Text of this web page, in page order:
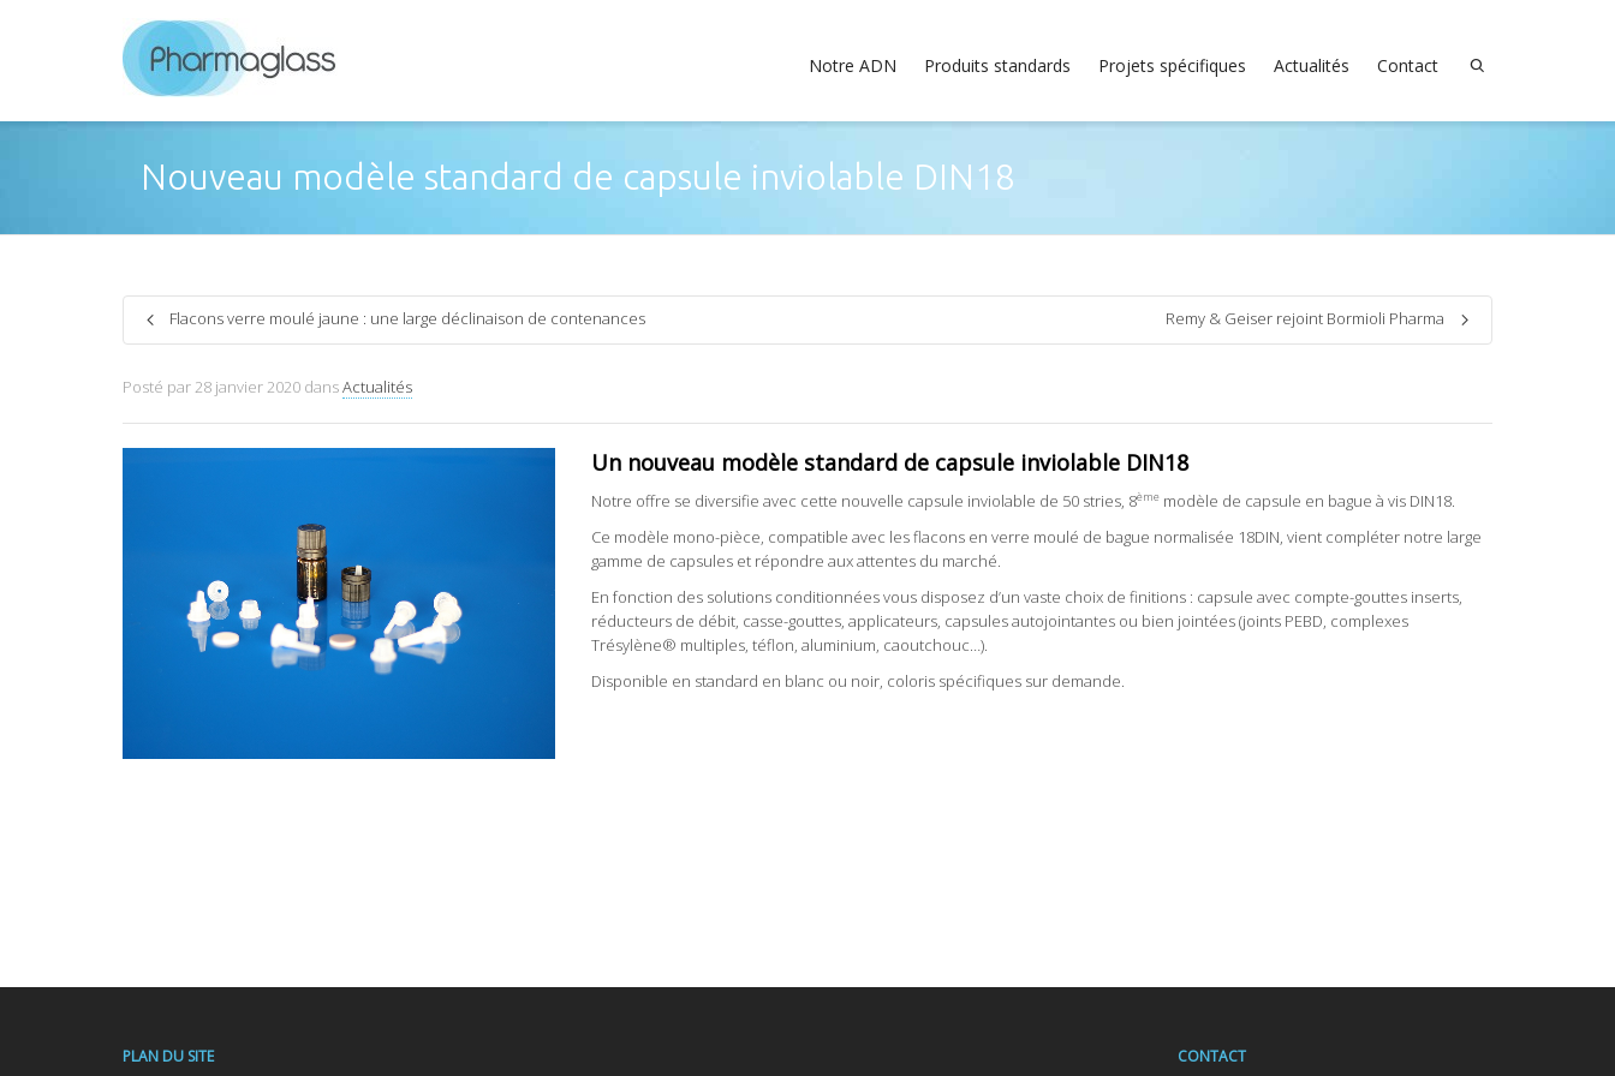
Notre ADN Produits standards Projets spécifiques Actualités Contact
Nouveau modèle standard de capsule inviolable DIN18
Flacons verre moulé jaune : une large déclinaison de contenances Remy & Geiser rejoint Bormioli Pharma
Posté par28 janvier 2020 dansActualités
Un nouveau modèle standard de capsule inviolable DIN18
Notre offre se diversifie avec cette nouvelle capsule inviolable de 50 stries, 8ème modèle de capsule en bague à vis DIN18.
Ce modèle mono-pièce, compatible avec les flacons en verre moulé de bague normalisée 18DIN, vient compléter notre large
gamme de capsules et répondre aux attentes du marché.
En fonction des solutions conditionnées vous disposez d’un vaste choix de finitions : capsule avec compte-gouttes inserts,
réducteurs de débit, casse-gouttes, applicateurs, capsules autojointantes ou bien jointées (joints PEBD, complexes
Trésylène® multiples, téflon, aluminium, caoutchouc…).
Disponible en standard en blanc ou noir, coloris spécifiques sur demande.
PLAN DU SITE CONTACT